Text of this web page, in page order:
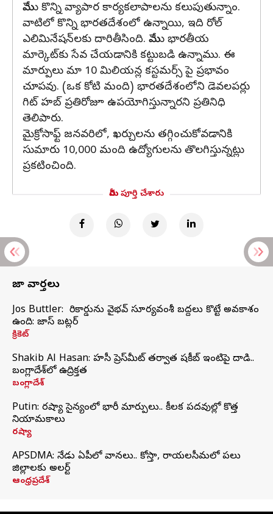
మేము కొన్ని వ్యాపార కార్యకలాపాలను కలుపుతున్నాం.
వాటిలో కొన్ని భారతదేశంలో ఉన్నాయి, ఇది రోల్
ఎలిమినేషన్‌లకు దారితీసింది. మేము భారతీయ
మార్కెట్‌కు సేవ చేయడానికి కట్టుబడి ఉన్నాము. ఈ
మార్పులు మా 10 మిలియన్ల కస్టమర్స్ పై ప్రభావం
చూపవు. (ఒక కోటి మంది) భారతదేశంలోని డెవలపర్లు
గిట్ హబ్ ప్రతిరోజూ ఉపయోగిస్తున్నారని ప్రతినిధి
తెలిపారు.
మైక్రోసాఫ్ట్ జనవరిలో, ఖర్చులను తగ్గించుకోవడానికి
సుమారు 10,000 మంది ఉద్యోగులను తొలగిస్తున్నట్లు
ప్రకటించింది.
మీరు పూర్తి చేశారు
తాజా వార్తలు
Jos Buttler: నా రికార్డును వైభవ్ సూర్యవంశీ బద్దలు కొట్టే అవకాశం
ఉంది: జాస్ బట్లర్
క్రికెట్
Shakib Al Hasan: హసీనా ప్రెస్‌మీట్‌ తర్వాత షకీబ్‌ ఇంటిపై దాడి..
బంగ్లాదేశ్‌లో ఉద్రిక్తత
బంగ్లాదేశ్
Putin: రష్యా సైన్యంలో భారీ మార్పులు.. కీలక పదవుల్లో కొత్త
నియామకాలు
రష్యా
APSDMA: నేడు ఏపీలో వానలు.. కోస్తా, రాయలసీమలో పలు
జిల్లాలకు అలర్ట్
ఆంధ్రప్రదేశ్